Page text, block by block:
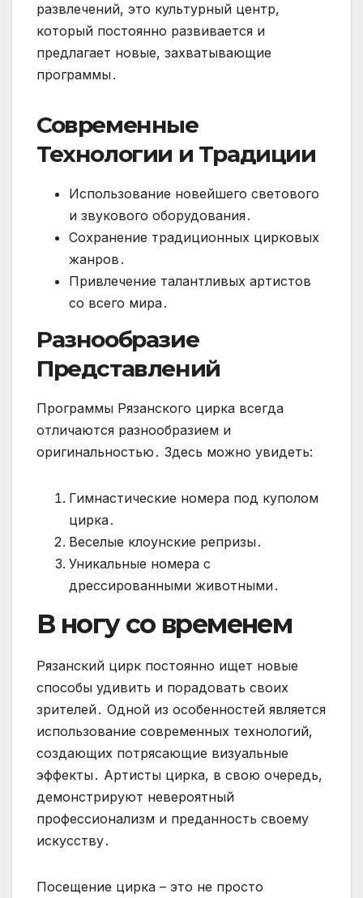
развлечений, это культурный центр,
который постоянно развивается и
предлагает новые, захватывающие
программы․
Современные
Технологии и Традиции
Использование новейшего светового
и звукового оборудования․
Сохранение традиционных цирковых
жанров․
Привлечение талантливых артистов
со всего мира․
Разнообразие
Представлений
Программы Рязанского цирка всегда
отличаются разнообразием и
оригинальностью․ Здесь можно увидеть:
Гимнастические номера под куполом
цирка․
Веселые клоунские репризы․
Уникальные номера с
дрессированными животными․
В ногу со временем
Рязанский цирк постоянно ищет новые
способы удивить и порадовать своих
зрителей․ Одной из особенностей является
использование современных технологий,
создающих потрясающие визуальные
эффекты․ Артисты цирка, в свою очередь,
демонстрируют невероятный
профессионализм и преданность своему
искусству․
Посещение цирка – это не просто